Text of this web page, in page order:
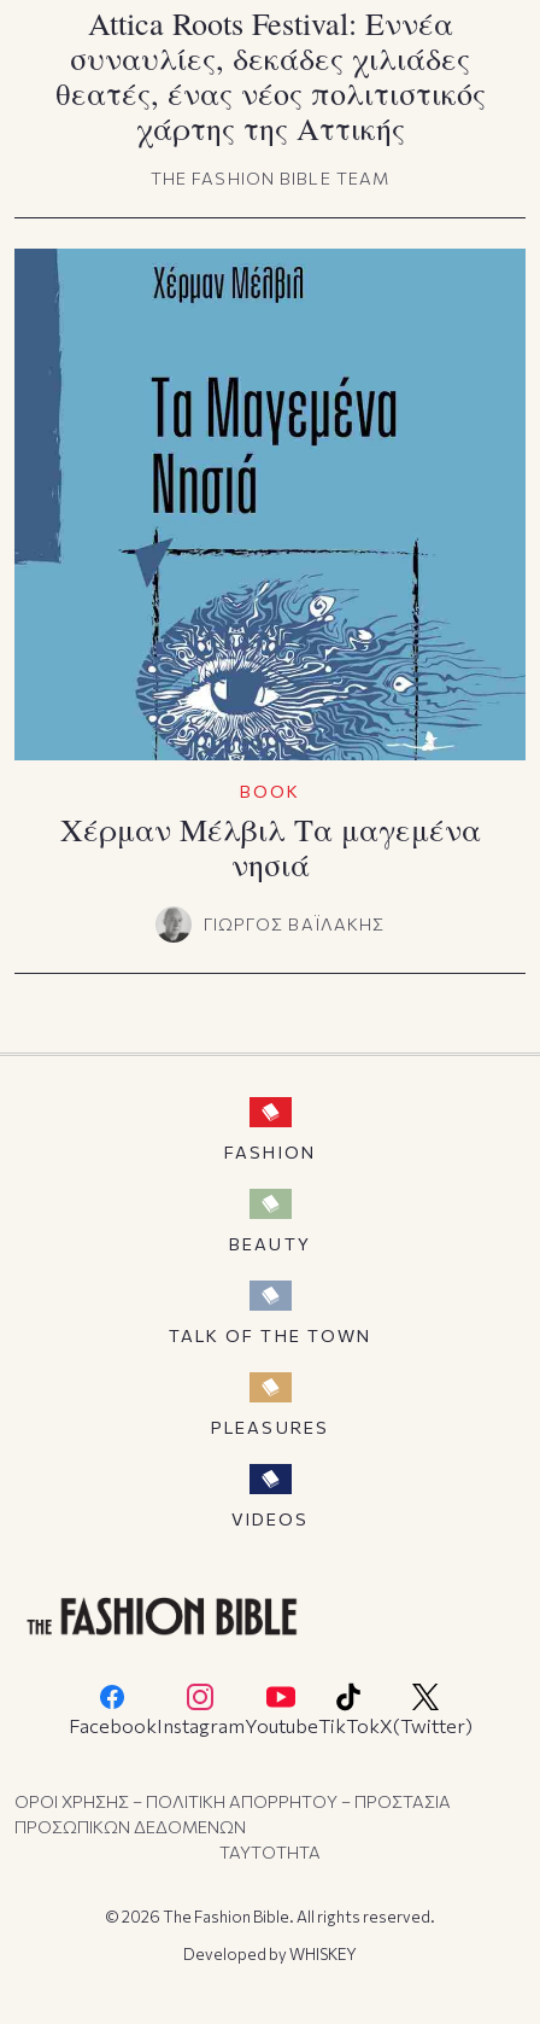
Attica Roots Festival: Εννέα
συναυλίες, δεκάδες χιλιάδες
θεατές, ένας νέος πολιτιστικός
χάρτης της Αττικής
THE FASHION BIBLE TEAM
BOOK
Χέρμαν Μέλβιλ Τα μαγεμένα
νησιά
ΓΙΩΡΓΟΣ ΒΑΪΛΑΚΗΣ
FASHION
BEAUTY
TALK OF THE TOWN
PLEASURES
VIDEOS
FacebookInstagramYoutubeTikTokX(Twitter)
ΟΡΟΙ ΧΡΗΣΗΣ – ΠΟΛΙΤΙΚΗ ΑΠΟΡΡΗΤΟΥ – ΠΡΟΣΤΑΣΙΑ
ΠΡΟΣΩΠΙΚΩΝ ΔΕΔΟΜΕΝΩΝ
ΤΑΥΤΟΤΗΤΑ
© 2026 The Fashion Bible. All rights reserved.
Developed byWHISKEY